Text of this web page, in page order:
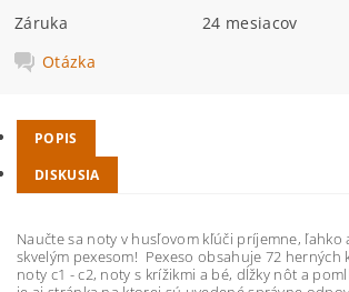
Záruka
24 mesiacov
Otázka
POPIS
DISKUSIA
Naučte sa noty v husľovom kľúči príjemne, ľahko
skvelým pexesom! Pexeso obsahuje 72 herných
noty c1 - c2, noty s krížikmi a bé, dĺžky nôt a